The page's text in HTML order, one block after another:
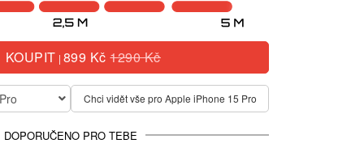
KOUPIT | 899 Kč1290 Kč
Chci vidět vše pro Apple iPhone 15 Pro
DOPORUČENO PRO TEBE